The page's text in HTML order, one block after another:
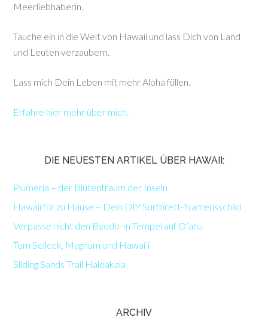
Meerliebhaberin.
Tauche ein in die Welt von Hawaii und lass Dich von Land
und Leuten verzaubern.
Lass mich Dein Leben mit mehr Aloha füllen.
Erfahre hier mehr über mich.
DIE NEUESTEN ARTIKEL ÜBER HAWAII:
Plumeria – der Blütentraum der Inseln
Hawaii für zu Hause – Dein DIY Surfbrett-Namensschild
Verpasse nicht den Byodo-In Tempel auf O’ahu
Tom Selleck, Magnum und Hawai’i
Sliding Sands Trail Haleakala
ARCHIV